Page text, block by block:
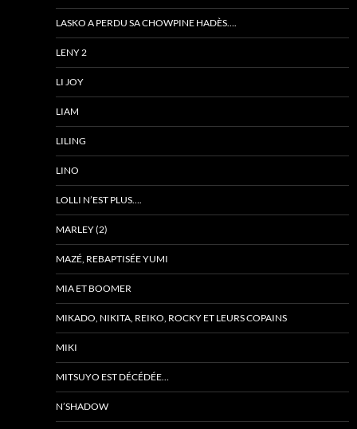
LASKO A PERDU SA CHOWPINE HADÈS….
LENY 2
LI JOY
LIAM
LILING
LINO
LOLLI N’EST PLUS….
MARLEY (2)
MAZÉ, REBAPTISÉE YUMI
MIA ET BOOMER
MIKADO, NIKITA, REIKO, ROCKY ET LEURS COPAINS
MIKI
MITSUYO EST DÉCÉDÉE…
N’SHADOW